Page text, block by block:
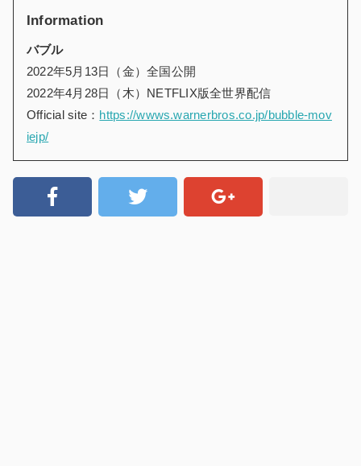
Information
バブル
2022年5月13日（金）全国公開
2022年4月28日（木）NETFLIX版全世界配信
Official site： https://wwws.warnerbros.co.jp/bubble-mov
iejp/